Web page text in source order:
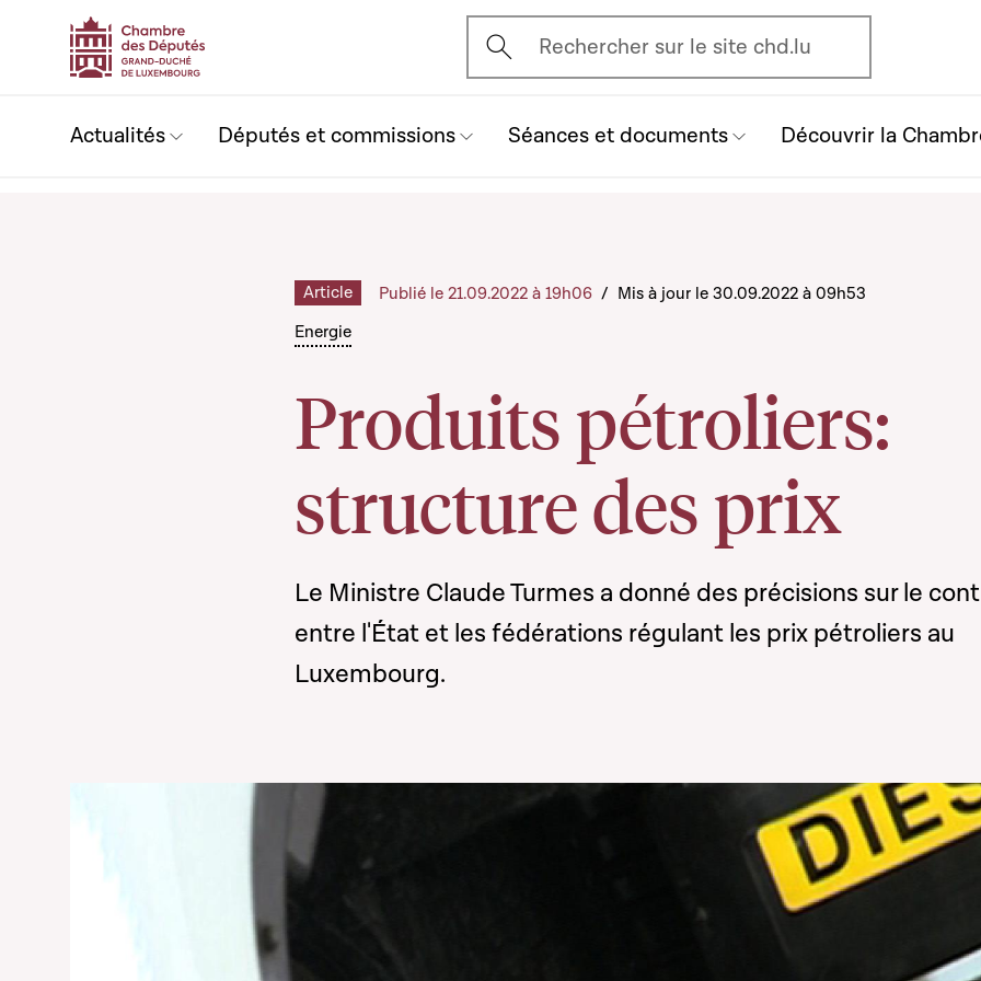
Ouvrir l'écran de recherche
Rechercher sur le site chd.lu
Actualités Députés et commissions Séances et documents Découvrir la
Energie
Produits pétroliers:
structure des prix
Article Publié le 21.09.2022 à 19h06 / Mis à jour le 30.09.2022 à 09h53
Le Ministre Claude Turmes a donné des précisions sur le
entre l'État et les fédérations régulant les prix pétroliers au
Luxembourg.